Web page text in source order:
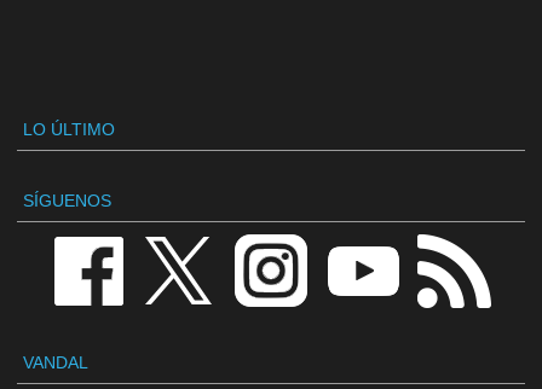
LO ÚLTIMO
SÍGUENOS
VANDAL